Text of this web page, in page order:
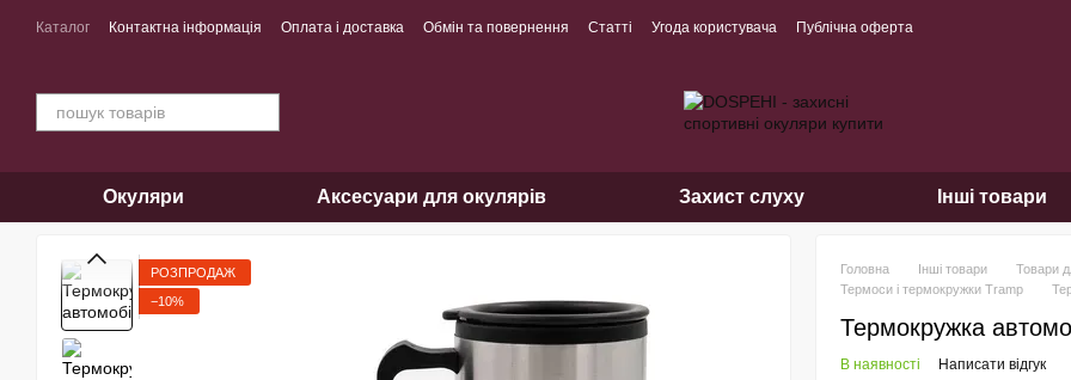
Перейти до основного контенту
Каталог Контактна інформація Оплата і доставка Обмін та повернення Статті Угода користувача Публічна оферта
Окуляри Аксесуари для окулярів Захист слуху Інші товари
РОЗПРОДАЖ
−10%
Головна Інші товари Товари
Термоси і термокружки Tramp
Термокружка
В наявності Написати відгук